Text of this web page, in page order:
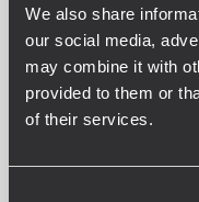
We also share
our social media,
may combine it with
provided to them or
of their services.
wählbaren Presets
HDL 10-A